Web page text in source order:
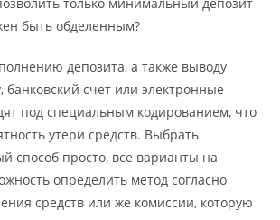
быть обделенным?
депозита, а также выводу
банковский счет или электронные
под специальным кодированием, что
утери средств. Выбрать
способ просто, все варианты на
определить метод согласно
средств или же комиссии, которую